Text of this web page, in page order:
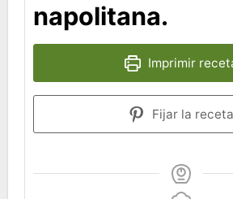
napolitana.
Imprimir
Fijar la receta